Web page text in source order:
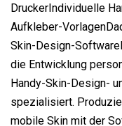
DruckerIndividuelle
Aufkleber-
Skin-Design-
die Entwicklung
Handy-Skin-Design-
spezialisiert.
mobile Skin mit der